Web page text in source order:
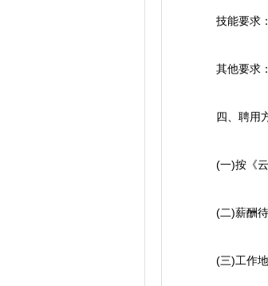
技能要求：
其他要求：
四、聘用方
(一)按《云
(二)薪酬待
(三)工作地